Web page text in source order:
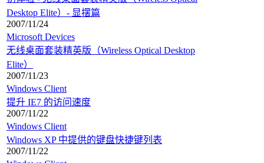
Desktop Elite）- 显摆篇
2007/11/24
Microsoft Devices
无线桌面套装精英版（Wireless Optical Desktop
Elite）
2007/11/23
Windows Client
提升 IE7 的访问速度
2007/11/22
Windows Client
Windows XP 中提供的键盘快捷键列表
2007/11/22